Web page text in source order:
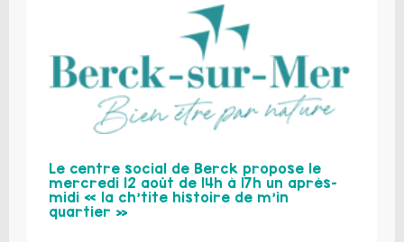
Le centre social de Berck propose le
mercredi 12 août de 14h à 17h un après-
midi « la ch’tite histoire de m’in
quartier »